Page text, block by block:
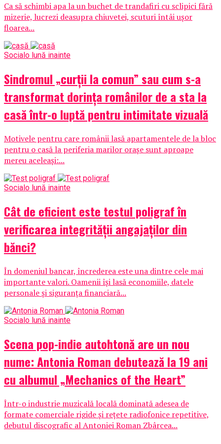
Ca să schimbi apa la un buchet de trandafiri cu sclipici fără
mizerie, lucrezi deasupra chiuvetei, scuturi întâi ușor
floarea...
Socialo lună inainte
Sindromul „curții la comun” sau cum s-a
transformat dorința românilor de a sta la
casă într-o luptă pentru intimitate vizuală
Motivele pentru care românii lasă apartamentele de la bloc
pentru o casă la periferia marilor orașe sunt aproape
mereu aceleași:...
Socialo lună inainte
Cât de eficient este testul poligraf în
verificarea integrității angajaților din
bănci?
În domeniul bancar, încrederea este una dintre cele mai
importante valori. Oamenii își lasă economiile, datele
personale și siguranța financiară...
Socialo lună inainte
Scena pop-indie autohtonă are un nou
nume: Antonia Roman debutează la 19 ani
cu albumul „Mechanics of the Heart”
Într-o industrie muzicală locală dominată adesea de
formate comerciale rigide și rețete radiofonice repetitive,
debutul discografic al Antoniei Roman Zbârcea...